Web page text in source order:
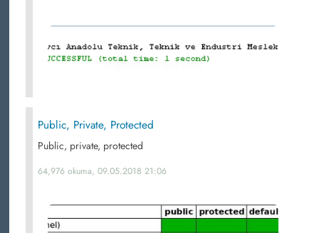
Public, Private, Protected
Public, private, protected
64,976 okuma, 09.05.2018 21:06